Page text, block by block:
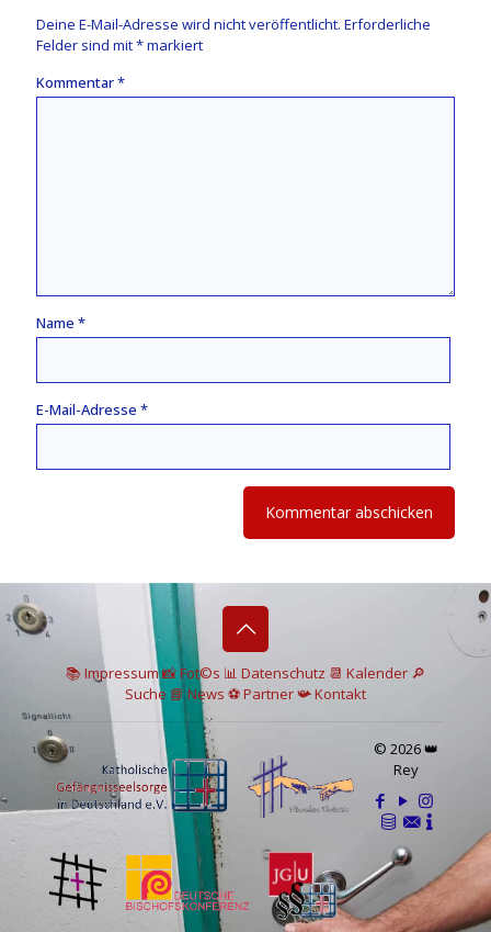
Deine E-Mail-Adresse wird nicht veröffentlicht. Erforderliche
Felder sind mit*markiert
Kommentar*
Name *
E-Mail-Adresse *
📚 Impressum📸Fot©s 📊 Datenschutz 📆 Kalender 🔎
Suche 📘 News ⚽Partner📯Kontakt
© 2026 👑
Rey